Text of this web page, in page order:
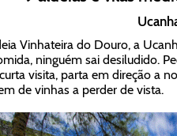
Vinhateira do Douro, a
ninguém sai desiludido.
visita, parta em direção a
de vinhas a perder de vista.